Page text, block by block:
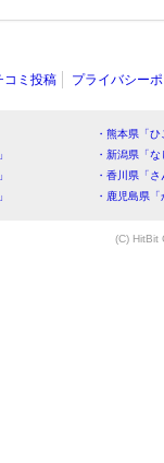
コミ投稿 プライバシー
・熊本県「
・新潟県「
・香川県「
・鹿児島県
(C) HitBit